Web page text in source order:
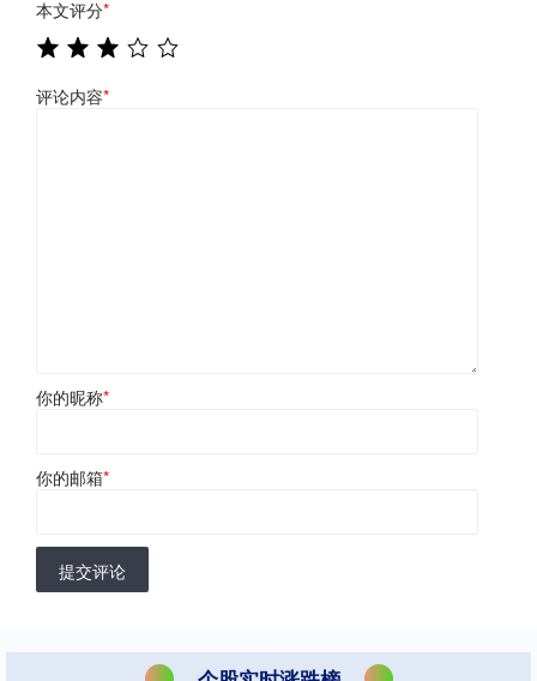
本文评分*
评论内容*
你的昵称*
你的邮箱*
提交评论